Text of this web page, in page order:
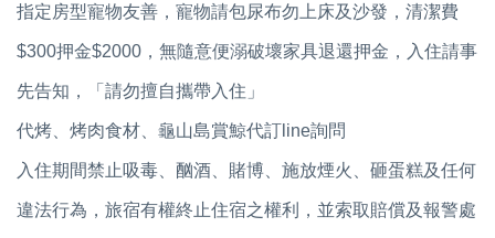
指定房型寵物友善，寵物請包尿布勿上床及沙發，清潔費
$300押金$2000，無隨意便溺破壞家具退還押金，入住請事
先告知，「請勿擅自攜帶入住」
代烤、烤肉食材、龜山島賞鯨代訂line詢問
入住期間禁止吸毒、酗酒、賭博、施放煙火、砸蛋糕及任何
違法行為，旅宿有權終止住宿之權利，並索取賠償及報警處